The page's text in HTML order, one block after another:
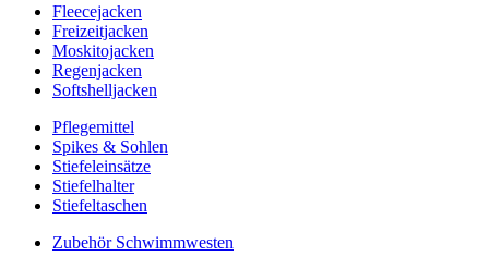
Fleecejacken
Freizeitjacken
Moskitojacken
Regenjacken
Softshelljacken
Pflegemittel
Spikes & Sohlen
Stiefeleinsätze
Stiefelhalter
Stiefeltaschen
Zubehör Schwimmwesten